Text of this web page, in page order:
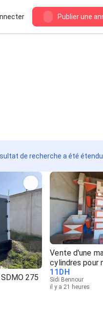
Publier une
de recherche a été
SDMO 275
Vente d'une
cylindres pour
11 DH
Sidi Bennour
il y a 21 heures